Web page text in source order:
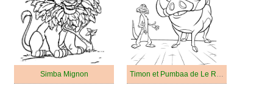
Simba Mignon Timon et Pumbaa de Le Roi Lion